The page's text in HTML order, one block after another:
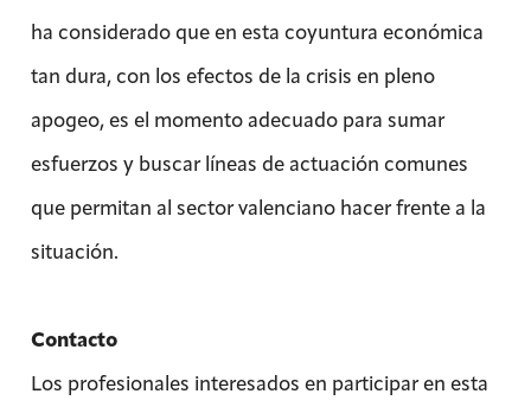
ha considerado que en esta coyuntura económica
tan dura, con los efectos de la crisis en pleno
apogeo, es el momento adecuado para sumar
esfuerzos y buscar líneas de actuación comunes
que permitan al sector valenciano hacer frente a la
situación.
Contacto
Los profesionales interesados en participar en esta